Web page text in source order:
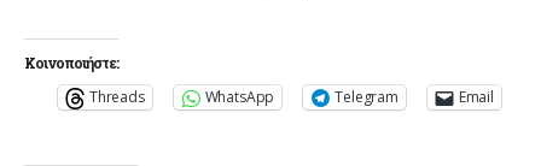
Κοινοποιήστε:
Threads WhatsApp Telegram Email